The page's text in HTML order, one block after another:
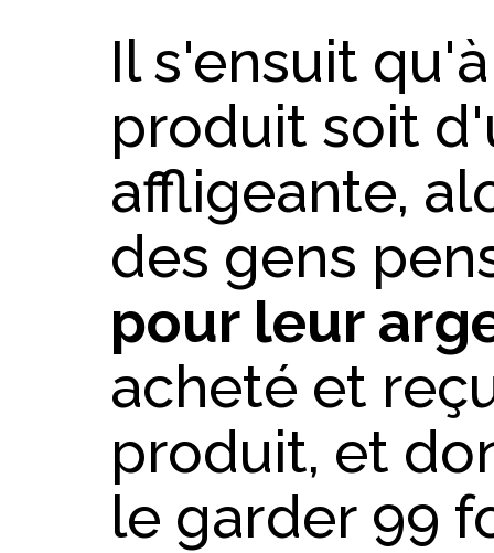
Il s'ensuit
produit soit
affligeante,
des gens
pour leur
acheté et
produit, et
le garder 99